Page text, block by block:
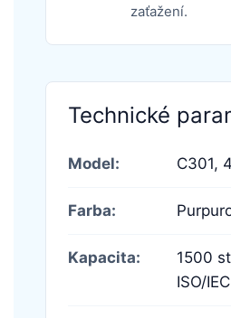
zaťažení.
Technické
Model: C301,
Farba:
Kapacita:
1500
ISO/